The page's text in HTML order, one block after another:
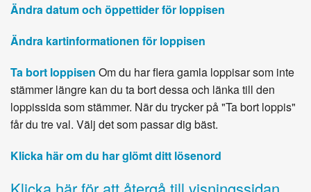
Ändra datum och öppettider för loppisen
Ändra kartinformationen för loppisen
Ta bort loppisen Om du har flera gamla loppisar som inte
stämmer längre kan du ta bort dessa och länka till den
loppissida som stämmer. När du trycker på "Ta bort loppis"
får du tre val. Välj det som passar dig bäst.
Klicka här om du har glömt ditt lösenord